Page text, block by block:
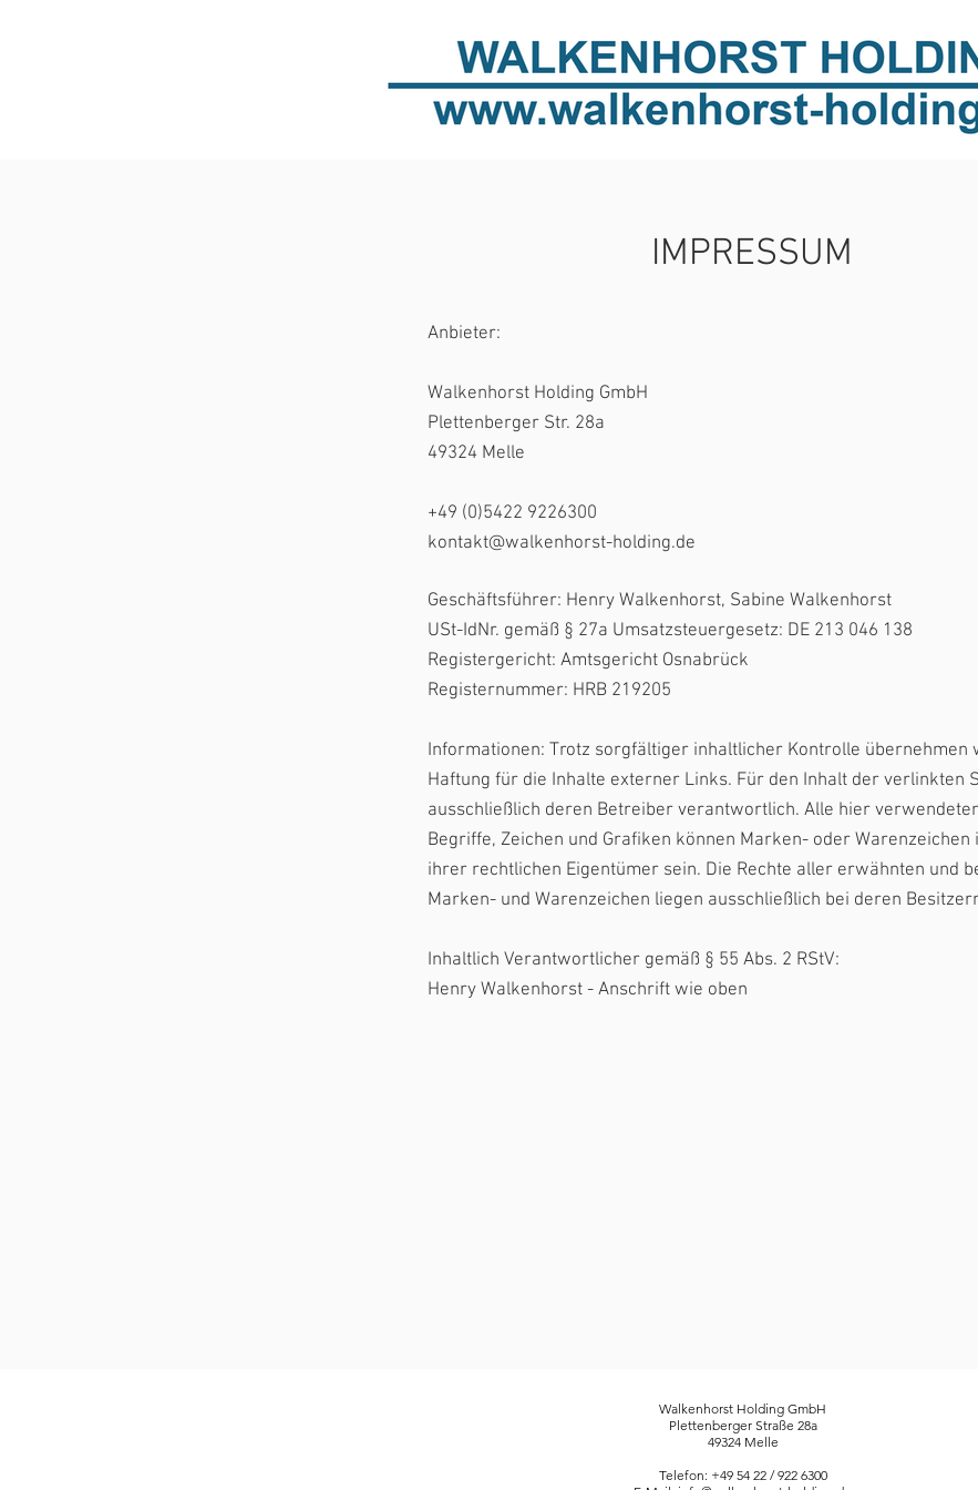
IMPRESSUM
Anbieter:
Walkenhorst Holding GmbH
Plettenberger Str. 28a
49324 Melle
+49 (0)5422 9226300
kontakt@walkenhorst-holding.de
Geschäftsführer: Henry Walkenhorst, Sabine Walkenhorst
USt-IdNr. gemäß § 27a Umsatzsteuergesetz: DE 213 046 138
Registergericht: Amtsgericht Osnabrück
Registernummer: HRB 219205
Informationen: Trotz sorgfältiger inhaltlicher Kontrolle übernehmen
Haftung für die Inhalte externer Links. Für den Inhalt der verlinkten
ausschließlich deren Betreiber verantwortlich. Alle hier
Begriffe, Zeichen und Grafiken können Marken- oder Warenzeichen
ihrer rechtlichen Eigentümer sein. Die Rechte aller erwähnten und
Marken- und Warenzeichen liegen ausschließlich bei deren
Inhaltlich Verantwortlicher gemäß § 55 Abs. 2 RStV:
Henry Walkenhorst - Anschrift wie oben
Walkenhorst Holding GmbH
Plettenberger Straße 28a
49324 Melle
Telefon: +49 54 22 / 922 6300